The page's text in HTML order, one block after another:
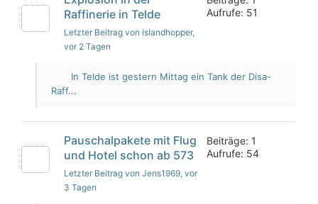
Raffinerie in Telde
Letzter Beitrag von islandhopper,
vor 2 Tagen
Aufrufe: 51
In Telde ist gestern Mittag ein Tank der Disa-
Raff...
Pauschalpakete mit Flug
und Hotel schon ab 573
Letzter Beitrag von Jens1969, vor
3 Tagen
Beiträge: 1
Aufrufe: 54